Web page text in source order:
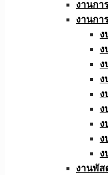
งานกา
งานก
ง
ง
ง
ง
ง
ง
ง
ง
ง
งานพัส